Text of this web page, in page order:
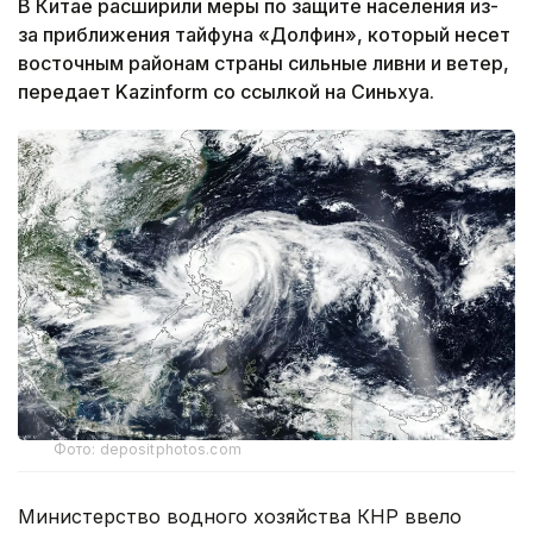
В Китае расширили меры по защите населения из-
за приближения тайфуна «Долфин», который несет
восточным районам страны сильные ливни и ветер,
передает Kazinform со ссылкой на Синьхуа.
Фото: depositphotos.com
Министерство водного хозяйства КНР ввело